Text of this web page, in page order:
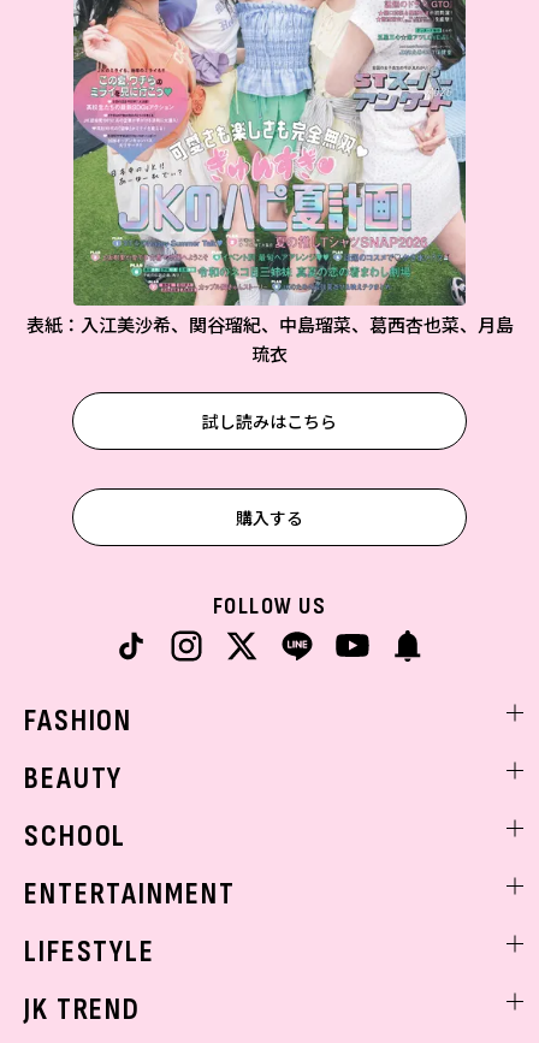
表紙：入江美沙希、関谷瑠紀、中島瑠菜、葛西杏也菜、月島
琉衣
試し読みはこちら
購入する
FOLLOW US
FASHION
着回し
BEAUTY
ベストコスメ
ボディケア
SCHOOL
学校ヘアメイク
ENTERTAINMENT
K-POP
LIFESTYLE
JK TREND